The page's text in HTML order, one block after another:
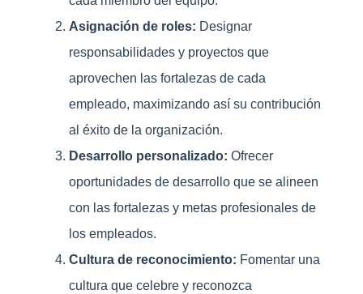
Asignación de roles: Designar
responsabilidades y proyectos que
aprovechen las fortalezas de cada
empleado, maximizando así su contribución
al éxito de la organización.
Desarrollo personalizado: Ofrecer
oportunidades de desarrollo que se alineen
con las fortalezas y metas profesionales de
los empleados.
Cultura de reconocimiento: Fomentar una
cultura que celebre y reconozca